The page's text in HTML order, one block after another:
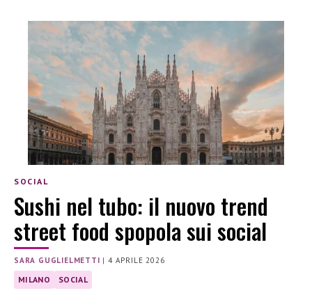
SOCIAL
Sushi nel tubo: il nuovo trend
street food spopola sui social
SARA GUGLIELMETTI |4 APRILE 2026
MILANO SOCIAL